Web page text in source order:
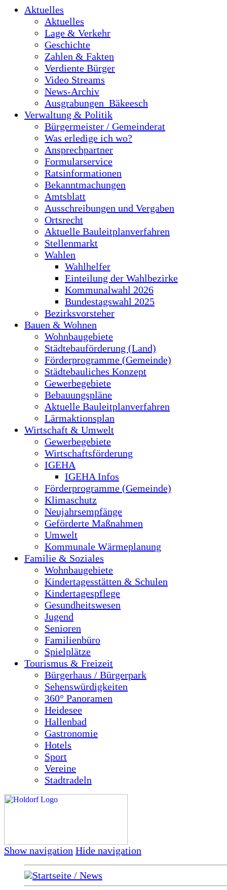
Aktuelles
Aktuelles
Lage & Verkehr
Geschichte
Zahlen & Fakten
Verdiente Bürger
Video Streams
News-Archiv
Ausgrabungen_Bäkeesch
Verwaltung & Politik
Bürgermeister / Gemeinderat
Was erledige ich wo?
Ansprechpartner
Formularservice
Ratsinformationen
Bekanntmachungen
Amtsblatt
Ausschreibungen und Vergaben
Ortsrecht
Aktuelle Bauleitplanverfahren
Stellenmarkt
Wahlen
Wahlhelfer
Einteilung der Wahlbezirke
Kommunalwahl 2026
Bundestagswahl 2025
Bezirksvorsteher
Bauen & Wohnen
Wohnbaugebiete
Städtebauförderung (Land)
Förderprogramme (Gemeinde)
Städtebauliches Konzept
Gewerbegebiete
Bebauungspläne
Aktuelle Bauleitplanverfahren
Lärmaktionsplan
Wirtschaft & Umwelt
Gewerbegebiete
Wirtschaftsförderung
IGEHA
IGEHA Infos
Förderprogramme (Gemeinde)
Klimaschutz
Neujahrsempfänge
Geförderte Maßnahmen
Umwelt
Kommunale Wärmeplanung
Familie & Soziales
Wohnbaugebiete
Kindertagesstätten & Schulen
Kindertagespflege
Gesundheitswesen
Jugend
Senioren
Familienbüro
Spielplätze
Tourismus & Freizeit
Bürgerhaus / Bürgerpark
Sehenswürdigkeiten
360° Panoramen
Heidesee
Hallenbad
Gastronomie
Hotels
Sport
Vereine
Stadtradeln
Show navigation Hide navigation
Startseite / News